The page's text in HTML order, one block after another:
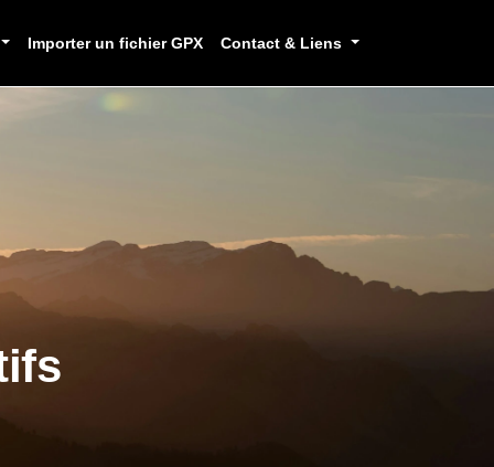
Importer un fichier GPX Contact & Liens